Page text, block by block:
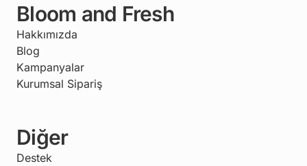
Bloom and Fresh
Hakkımızda
Blog
Kampanyalar
Kurumsal Sipariş
Diğer
Destek